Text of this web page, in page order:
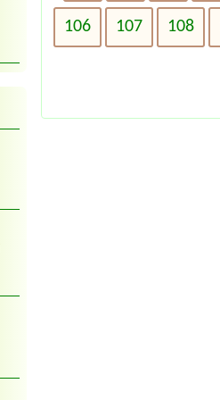
106 107 108